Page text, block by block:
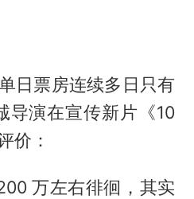
日票房连续多日只有
导演在宣传新片《10
价：
万左右徘徊，其实